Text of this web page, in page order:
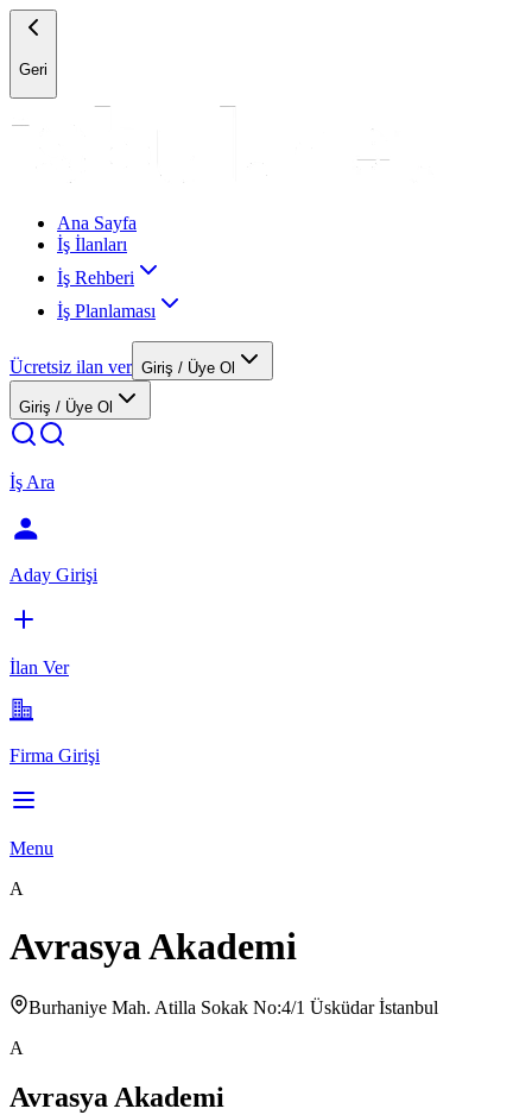
Geri
Ana Sayfa
İş İlanları
İş Rehberi
İş Planlaması
Ücretsiz ilan ver Giriş / Üye Ol
Giriş / Üye Ol
İş Ara
Aday Girişi
İlan Ver
Firma Girişi
Menu
A
Avrasya Akademi
Burhaniye Mah. Atilla Sokak No:4/1 Üsküdar İstanbul
A
Avrasya Akademi